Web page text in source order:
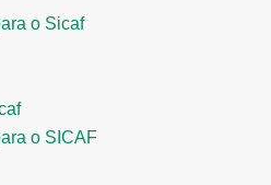
o Sicaf
o SICAF